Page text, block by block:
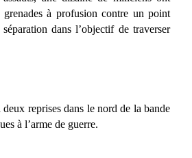
grenades à profusion contre un point
dans l’objectif de traverser
reprises dans le nord de la bande
à l’arme de guerre.